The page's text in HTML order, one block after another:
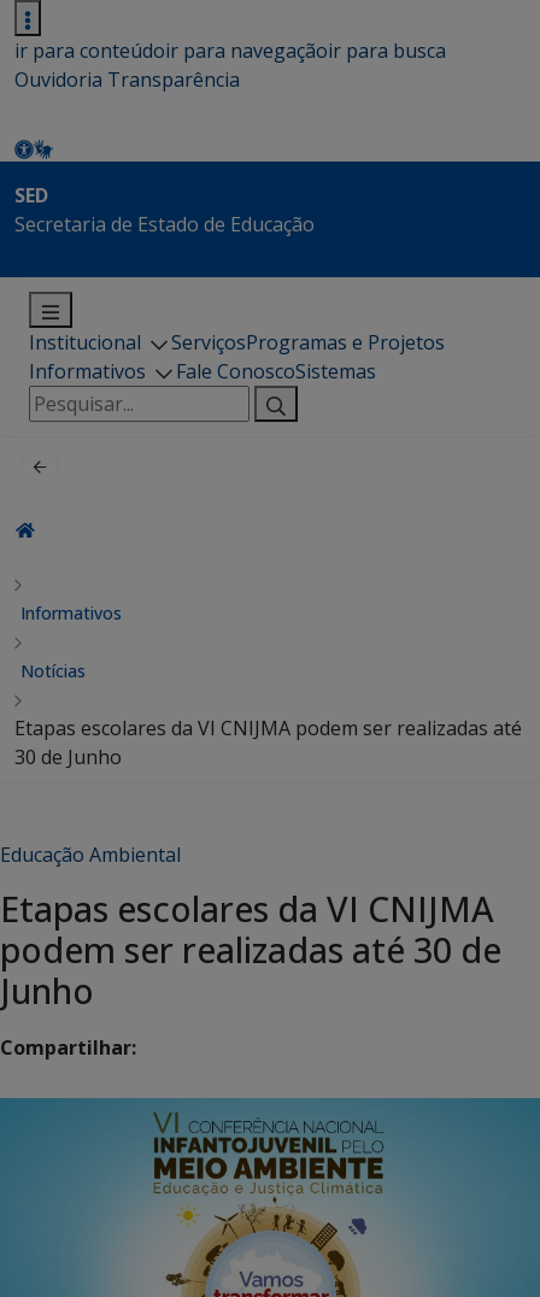
ir para conteúdoir para navegaçãoir para busca
Ouvidoria Transparência
SED
Secretaria de Estado de Educação
Institucional ServiçosProgramas e Projetos
Informativos
Fale ConoscoSistemas
Pesquisar
por:
Informativos
Notícias
Etapas escolares da VI CNIJMA podem ser realizadas até
30 de Junho
Educação Ambiental
Etapas escolares da VI CNIJMA
podem ser realizadas até 30 de
Junho
Compartilhar: